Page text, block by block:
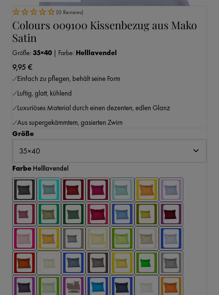
(0 Reviews)
Colours 009100 Kissenbezug aus Mako
Satin
Größe: 35×40 | Farbe: Helllavendel
9,95 €
Einfach zu pflegen, behält seine Form
Luftig, glatt, kühlend
Luxuriöses Material durch einen dezenten, edlen Glanz
Aus supergekämmtem, gasierten Zwirn
Größeauswählen
Farbeauswählen
Helllavendel